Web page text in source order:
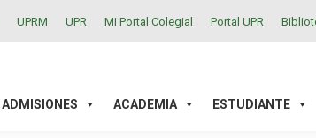
UPRM UPR Mi Portal Colegial Portal UPR
ADMISIONES ACADEMIA ESTUDIANTE